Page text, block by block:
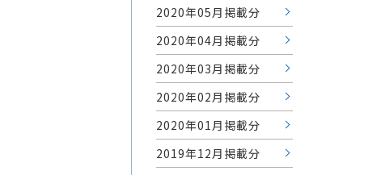
2020年05月掲載分
2020年04月掲載分
2020年03月掲載分
2020年02月掲載分
2020年01月掲載分
2019年12月掲載分